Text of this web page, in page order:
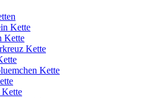
Kette
Kette
Kette
Kette